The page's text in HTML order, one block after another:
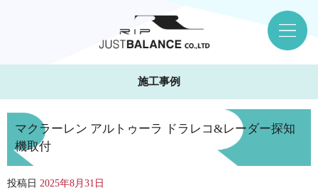
施工事例
マクラーレン アルトゥーラ ドラレコ&レーダー探知
機取付
投稿日 2025年8月31日